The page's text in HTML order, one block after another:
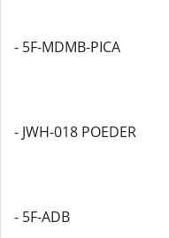
- 5F-MDMB-PICA
- JWH-018 POEDER
- 5F-ADB